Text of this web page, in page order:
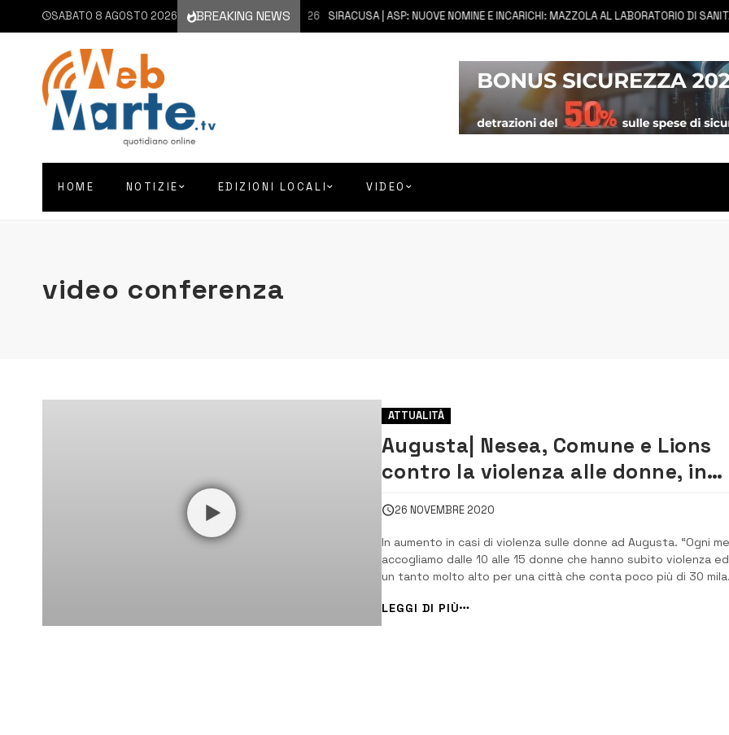
SABATO 8 AGOSTO 2026 BREAKING NEWS
8 AGOSTO 2026 SIRACUSA | ASP: NUOVE NOMINE E INCARICHI: MAZZOLA AL LABORATORIO DI SANITÀ
HOME NOTIZIE EDIZIONI LOCALI VIDEO
video conferenza
ATTUALITÀ
Augusta| Nesea, Comune e Lions
contro la violenza alle donne, in
aumento in città
26 NOVEMBRE 2020
In aumento in casi di violenza sulle donne ad Augusta. “Ogni
accogliamo dalle 10 alle 15 donne che hanno subito violenza
un tanto molto alto per una città che conta poco più di 30 mila
devastanti. Quest’anno abbiamo registrato un incremento, ma
soprattutto […]
LEGGI DI PIÙ